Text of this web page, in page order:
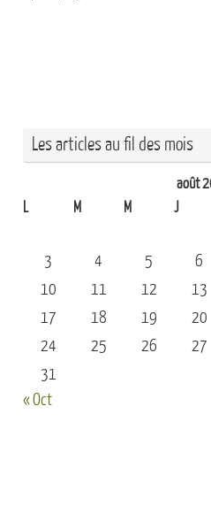
Les articles au fil des mois
août
L
M M J
3
4 5 6
10
11 12 13
17
18 19 20
24
25 26 27
31
« Oct